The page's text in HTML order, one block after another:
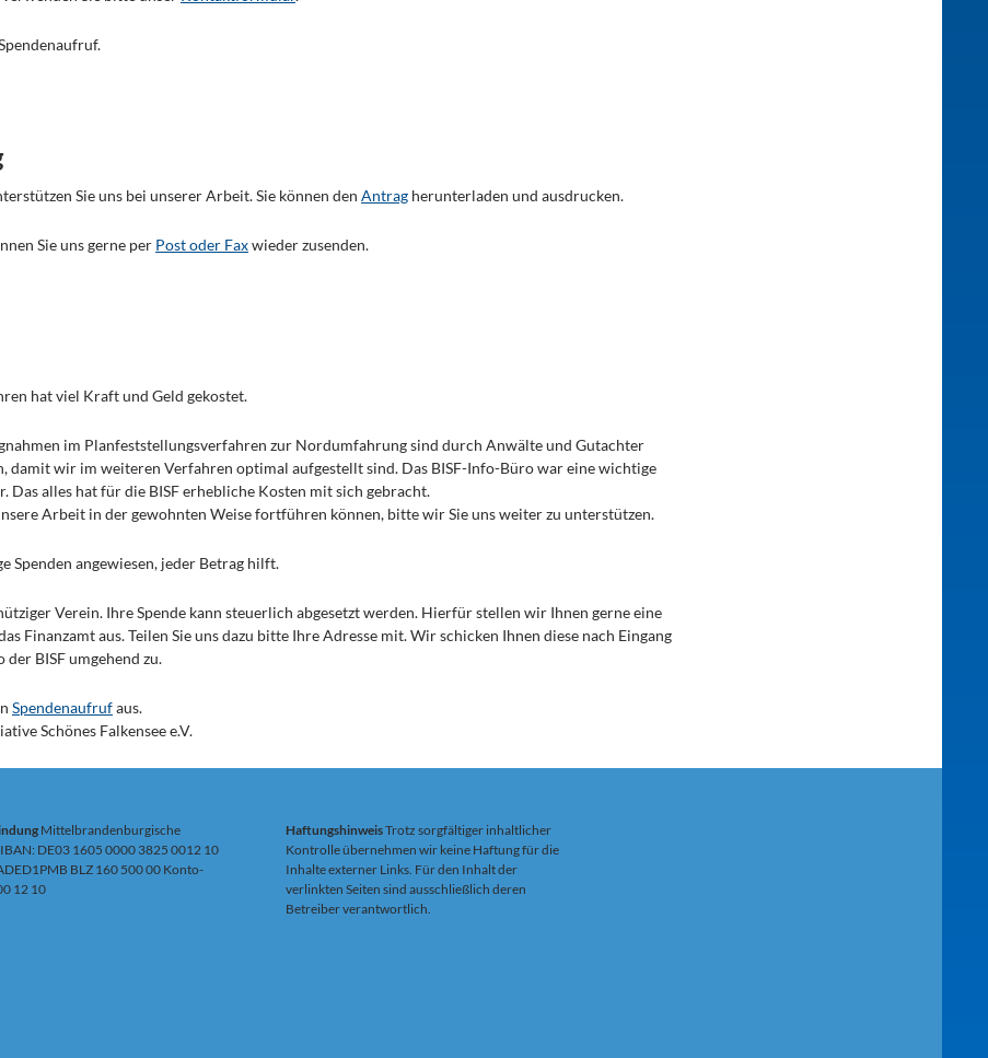
Sie uns bei unserer Arbeit. Sie können den Antrag herunterladen und ausdrucken.
Sie uns gerne per Post oder Faxwieder zusenden.
hat viel Kraft und Geld gekostet.
im Planfeststellungsverfahren zur Nordumfahrung sind durch Anwälte und Gutachter
damit wir im weiteren Verfahren optimal aufgestellt sind. Das BISF-Info-Büro war eine wichtige
Das alles hat für die BISF erhebliche Kosten mit sich gebracht.
Arbeit in der gewohnten Weise fortführen können, bitte wir Sie uns weiter zu unterstützen.
Spenden angewiesen, jeder Betrag hilft.
Verein. Ihre Spende kann steuerlich abgesetzt werden. Hierfür stellen wir Ihnen gerne eine
Finanzamt aus. Teilen Sie uns dazu bitte Ihre Adresse mit. Wir schicken Ihnen diese nach Eingang
BISF umgehend zu.
Spendenaufrufaus.
Schönes Falkensee e.V.
Mittelbrandenburgische
IBAN: DE03 1605 0000 3825 0012 10
BLZ 160 500 00 Konto-
12 10
HaftungshinweisTrotz sorgfältiger inhaltlicher
Kontrolle übernehmen wir keine Haftung für die
Inhalte externer Links. Für den Inhalt der
verlinkten Seiten sind ausschließlich deren
Betreiber verantwortlich.